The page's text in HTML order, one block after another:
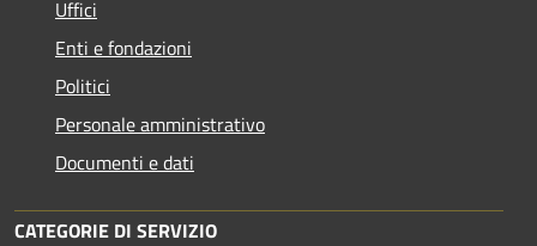
Uffici
Enti e fondazioni
Politici
Personale amministrativo
Documenti e dati
CATEGORIE DI SERVIZIO